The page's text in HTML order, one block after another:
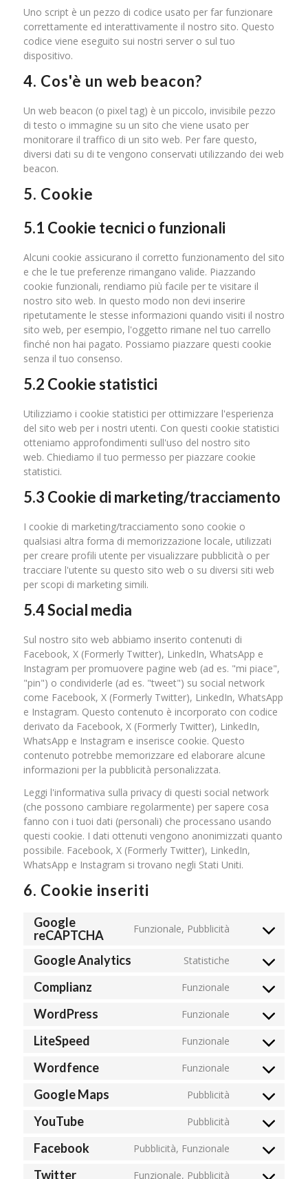
Uno script è un pezzo di codice usato per far funzionare
correttamente ed interattivamente il nostro sito. Questo
codice viene eseguito sui nostri server o sul tuo
dispositivo.
4. Cos'è un web beacon?
Un web beacon (o pixel tag) è un piccolo, invisibile pezzo
di testo o immagine su un sito che viene usato per
monitorare il traffico di un sito web. Per fare questo,
diversi dati su di te vengono conservati utilizzando dei web
beacon.
5. Cookie
5.1 Cookie tecnici o funzionali
Alcuni cookie assicurano il corretto funzionamento del sito
e che le tue preferenze rimangano valide. Piazzando
cookie funzionali, rendiamo più facile per te visitare il
nostro sito web. In questo modo non devi inserire
ripetutamente le stesse informazioni quando visiti il nostro
sito web, per esempio, l'oggetto rimane nel tuo carrello
finché non hai pagato. Possiamo piazzare questi cookie
senza il tuo consenso.
5.2 Cookie statistici
Utilizziamo i cookie statistici per ottimizzare l'esperienza
del sito web per i nostri utenti. Con questi cookie statistici
otteniamo approfondimenti sull'uso del nostro sito
web. Chiediamo il tuo permesso per piazzare cookie
statistici.
5.3 Cookie di marketing/tracciamento
I cookie di marketing/tracciamento sono cookie o
qualsiasi altra forma di memorizzazione locale, utilizzati
per creare profili utente per visualizzare pubblicità o per
tracciare l'utente su questo sito web o su diversi siti web
per scopi di marketing simili.
5.4 Social media
Sul nostro sito web abbiamo inserito contenuti di
Facebook, X (Formerly Twitter), LinkedIn, WhatsApp e
Instagram per promuovere pagine web (ad es. "mi piace",
"pin") o condividerle (ad es. "tweet") su social network
come Facebook, X (Formerly Twitter), LinkedIn, WhatsApp
e Instagram. Questo contenuto è incorporato con codice
derivato da Facebook, X (Formerly Twitter), LinkedIn,
WhatsApp e Instagram e inserisce cookie. Questo
contenuto potrebbe memorizzare ed elaborare alcune
informazioni per la pubblicità personalizzata.
Leggi l'informativa sulla privacy di questi social network
(che possono cambiare regolarmente) per sapere cosa
fanno con i tuoi dati (personali) che processano usando
questi cookie. I dati ottenuti vengono anonimizzati quanto
possibile. Facebook, X (Formerly Twitter), LinkedIn,
WhatsApp e Instagram si trovano negli Stati Uniti.
6. Cookie inseriti
Google
reCAPTCHA
Funzionale, Pubblicità
Consent
service
recaptcha
Google Analytics Statistiche
Consent
service
google-
Complianz Funzionale
Consent
service
complianz
WordPress Funzionale
Consent
service
wordpress
LiteSpeed Funzionale
Consent
service
litespeed
Wordfence Funzionale
Consent
service
wordfence
Google Maps Pubblicità
Consent
service
google-
YouTube Pubblicità
Consent
service
youtube
Facebook Pubblicità, Funzionale
Consent
Twitter Funzionale, Pubblicità